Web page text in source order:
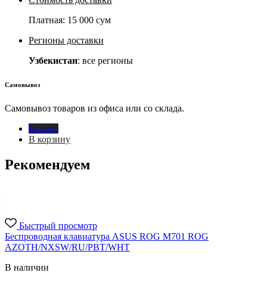
Платная: 15 000 сум
Регионы доставки
Узбекистан: все регионы
Самовывоз
Самовывоз товаров из офиса или со склада.
Купить
В корзину
Рекомендуем
Быстрый просмотр
Беспроводная клавиатура ASUS ROG M701 ROG
AZOTH/NXSW/RU/PBT/WHT
В наличии